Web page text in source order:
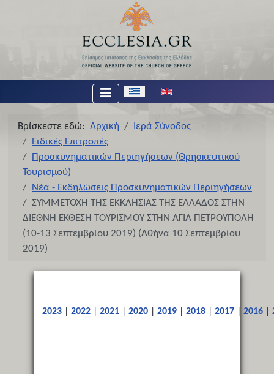
Επιλέξτε τη γλώσσα σας
Βρίσκεστε εδώ: Αρχική
Ιερά Σύνοδος
Ειδικές Επιτροπές
Προσκυνηματικών Περιηγήσεων (Θρησκευτικού
Τουρισμού)
Νέα - Εκδηλώσεις Προσκυνηματικών Περιηγήσεων
ΣΥΜΜΕΤΟΧΗ ΤΗΣ ΕΚΚΛΗΣΙΑΣ ΤΗΣ ΕΛΛΑΔΟΣ ΣΤΗΝ
ΔΙΕΘΝΗ ΕΚΘΕΣΗ ΤΟΥΡΙΣΜΟΥ ΣΤΗΝ ΑΓΙΑ ΠΕΤΡΟΥΠΟΛΗ
(10-13 Σεπτεμβρίου 2019) (Αθήνα 10 Σεπτεμβρίου
2019)
2023| 2022| 2021| 2020| 2019| 2018| 2017| 2016|